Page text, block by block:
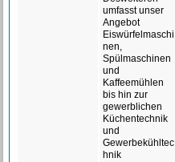
umfasst unser
Angebot
Eiswürfelmaschi
nen,
Spülmaschinen
und
Kaffeemühlen
bis hin zur
gewerblichen
Küchentechnik
und
Gewerbekühltec
hnik